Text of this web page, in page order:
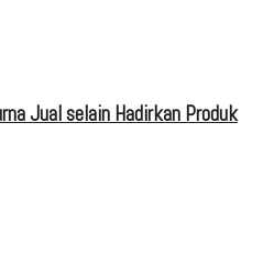
Jual selain Hadirkan Produk